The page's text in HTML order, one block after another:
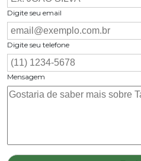
Digite seu email
Digite seu telefone
Mensagem